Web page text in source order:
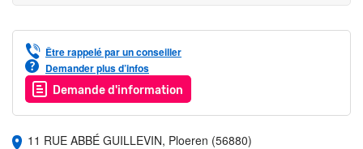
Être rappelé par un conseiller
Demander plus d’infos
Demande d'information
11 RUE ABBÉ GUILLEVIN, Ploeren (56880)